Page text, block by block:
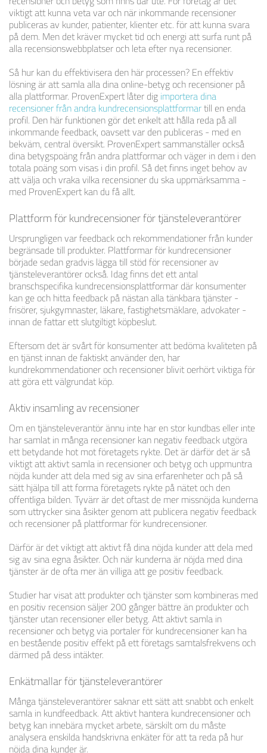
viktigt att kunna veta var och när inkommande recensioner
publiceras av kunder, patienter, klienter etc. för att kunna svara
på dem. Men det kräver mycket tid och energi att surfa runt på
alla recensionswebbplatser och leta efter nya recensioner.
Så hur kan du effektivisera den här processen? En effektiv
lösning är att samla alla dina online-betyg och recensioner på
alla plattformar. ProvenExpert låter dig importera dina
recensioner från andra kundrecensionsplattformartill en enda
profil. Den här funktionen gör det enkelt att hålla reda på all
inkommande feedback, oavsett var den publiceras - med en
bekväm, central översikt. ProvenExpert sammanställer också
dina betygspoäng från andra plattformar och väger in dem i den
totala poäng som visas i din profil. Så det finns inget behov av
att välja och vraka vilka recensioner du ska uppmärksamma -
med ProvenExpert kan du få allt.
Plattform för kundrecensioner för tjänsteleverantörer
Ursprungligen var feedback och rekommendationer från kunder
begränsade till produkter. Plattformar för kundrecensioner
började sedan gradvis lägga till stöd för recensioner av
tjänsteleverantörer också. Idag finns det ett antal
branschspecifika kundrecensionsplattformar där konsumenter
kan ge och hitta feedback på nästan alla tänkbara tjänster -
frisörer, sjukgymnaster, läkare, fastighetsmäklare, advokater -
innan de fattar ett slutgiltigt köpbeslut.
Eftersom det är svårt för konsumenter att bedöma kvaliteten på
en tjänst innan de faktiskt använder den, har
kundrekommendationer och recensioner blivit oerhört viktiga för
att göra ett välgrundat köp.
Aktiv insamling av recensioner
Om en tjänsteleverantör ännu inte har en stor kundbas eller inte
har samlat in många recensioner kan negativ feedback utgöra
ett betydande hot mot företagets rykte. Det är därför det är så
viktigt att aktivt samla in recensioner och betyg och uppmuntra
nöjda kunder att dela med sig av sina erfarenheter och på så
sätt hjälpa till att forma företagets rykte på nätet och den
offentliga bilden. Tyvärr är det oftast de mer missnöjda kunderna
som uttrycker sina åsikter genom att publicera negativ feedback
och recensioner på plattformar för kundrecensioner.
Därför är det viktigt att aktivt få dina nöjda kunder att dela med
sig av sina egna åsikter. Och när kunderna är nöjda med dina
tjänster är de ofta mer än villiga att ge positiv feedback.
Studier har visat att produkter och tjänster som kombineras med
en positiv recension säljer 200 gånger bättre än produkter och
tjänster utan recensioner eller betyg. Att aktivt samla in
recensioner och betyg via portaler för kundrecensioner kan ha
en bestående positiv effekt på ett företags samtalsfrekvens och
därmed på dess intäkter.
Enkätmallar för tjänsteleverantörer
Många tjänsteleverantörer saknar ett sätt att snabbt och enkelt
samla in kundfeedback. Att aktivt hantera kundrecensioner och
betyg kan innebära mycket arbete, särskilt om du måste
analysera enskilda handskrivna enkäter för att ta reda på hur
nöjda dina kunder är.